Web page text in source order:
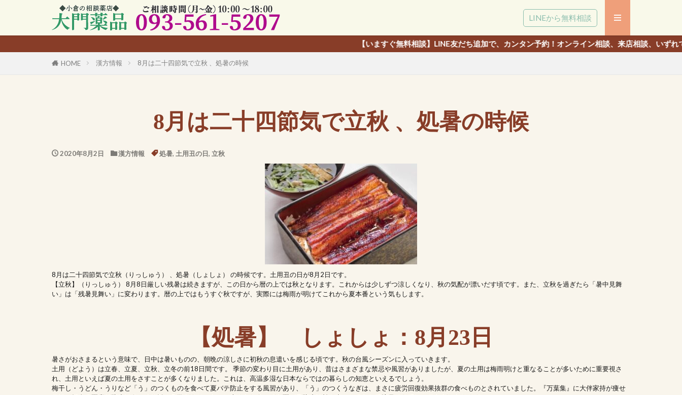
LINEから無料相談
【いますぐ無料相談】LINE友だち追加で、カンタン予約！オンライン相談、来店相談、いずれでも相談いただけま
HOME 漢方情報 8月は二十四節気で立秋 、処暑の時候
8月は二十四節気で立秋 、処暑の時候
2020年8月2日 漢方情報 処暑, 土用丑の日, 立秋
8月は二十四節気で立秋（りっしゅう） 、処暑（しょしょ） の時候です。土用丑の日が8月2日です。
【立秋】（りっしゅう） 8月8日厳しい残暑は続きますが、この日から暦の上では秋となります。これからは少しずつ涼しくなり、秋の気配が漂いだす頃です。また、立秋を過ぎたら「暑中見舞
い」は「残暑見舞い」に変わります。暦の上ではもうすぐ秋ですが、実際には梅雨が明けてこれから夏本番という気もします。
【処暑】 しょしょ：8月23日
暑さがおさまるという意味で、日中は暑いものの、朝晩の涼しさに初秋の息遣いを感じる頃です。秋の台風シーズンに入っていきます。
土用（どよう）は立春、立夏、立秋、立冬の前18日間です。 季節の変わり目に土用があり、昔はさまざまな禁忌や風習がありましたが、夏の土用は梅雨明けと重なることが多いために重要視さ
れ、土用といえば夏の土用をさすことが多くなりました。これは、高温多湿な日本ならではの暮らしの知恵といえるでしょう。
梅干し・うどん・うりなど「う」のつくものを食べて夏バテ防止をする風習があり、「う」のつくうなぎは、まさに疲労回復効果抜群の食べものとされていました。『万葉集』に大伴家持が痩せ